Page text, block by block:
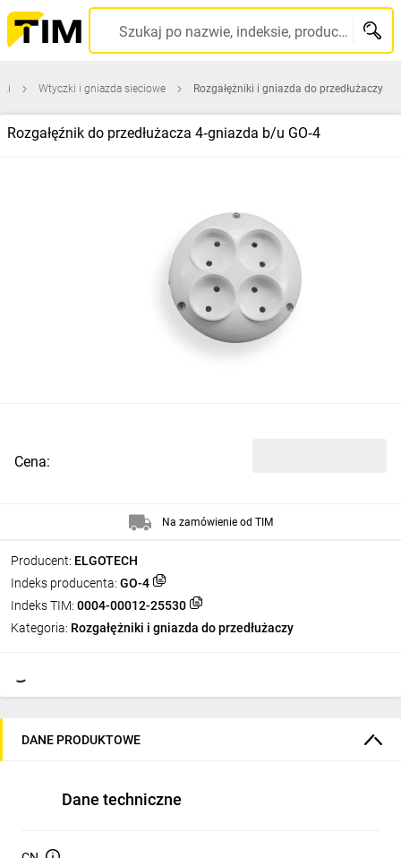
Szukaj po nazwie, indeksie, producencie, kodzie kreskowym...
Wtyczki i gniazda sieciowe Rozgałężniki i gniazda do przedłużaczy
Rozgałęźnik do przedłużacza 4‑gniazda b/u GO‑4
Producent: ELGOTECH
Indeks producenta: GO-4
Indeks TIM: 0004-00012-25530
Kategoria: Rozgałężniki i gniazda do przedłużaczy
Cena:
Na zamówienie od TIM
DANE PRODUKTOWE
Dane techniczne